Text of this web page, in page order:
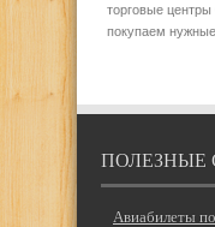
торговые
покупаем
ПОЛЕЗНЫЕ
Авиабилеты